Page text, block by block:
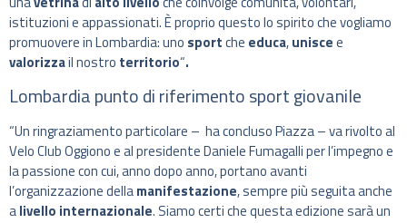
istituzioni e appassionati. È proprio questo lo spirito che vogliamo
promuovere in Lombardia: uno sportche educa,uniscee
valorizzail nostro territorio“.
Lombardia punto di riferimento sport giovanile
“Un ringraziamento particolare – ha concluso Piazza – va rivolto al
Velo Club Oggiono e al presidente Daniele Fumagalli per l’impegno e
la passione con cui, anno dopo anno, portano avanti
l’organizzazione dellamanifestazione, sempre più seguita anche
alivello internazionale. Siamo certi che questa edizione sarà un